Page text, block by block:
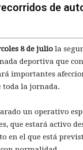
de
8 de julio la
deportiva que
importantes
toda la jornada.
un operativo
que estará activo
en el que está